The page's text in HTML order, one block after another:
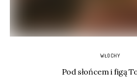
WŁOCHY
Pod słońcem i figą